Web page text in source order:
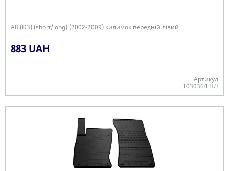
A8 (D3) (short/long) (2002-2009) килимок передній лівий
883 UAH
Артикул
1030364 ПЛ